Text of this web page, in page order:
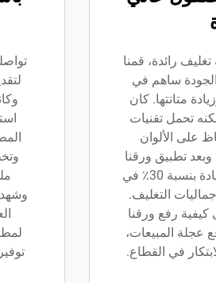
رائدة، قمنا
ساهم في
متانتها. كان
تحمل تقنيات
على الألوان
تطبيق ورقنا
المطلي، أبلغ العميل عن زيادة بنسبة 30٪ في
التغليف.
كيفية رفع ورقنا
عجلة المبيعات،
في القطاع.